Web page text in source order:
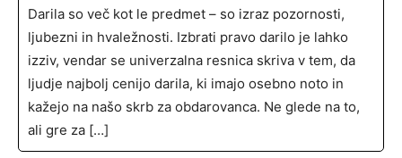
Darila so več kot le predmet – so izraz pozornosti,
ljubezni in hvaležnosti. Izbrati pravo darilo je lahko
izziv, vendar se univerzalna resnica skriva v tem, da
ljudje najbolj cenijo darila, ki imajo osebno noto in
kažejo na našo skrb za obdarovanca. Ne glede na to,
ali gre za […]